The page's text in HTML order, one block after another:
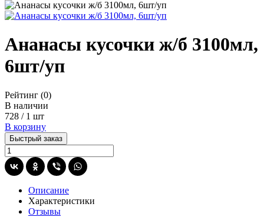
Ананасы кусочки ж/б 3100мл,
6шт/уп
Рейтинг (0)
В наличии
728 / 1 шт
В корзину
Быстрый заказ
Описание
Характеристики
Отзывы